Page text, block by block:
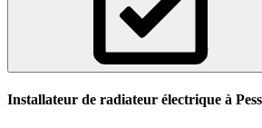
Installateur de radiateur électrique à